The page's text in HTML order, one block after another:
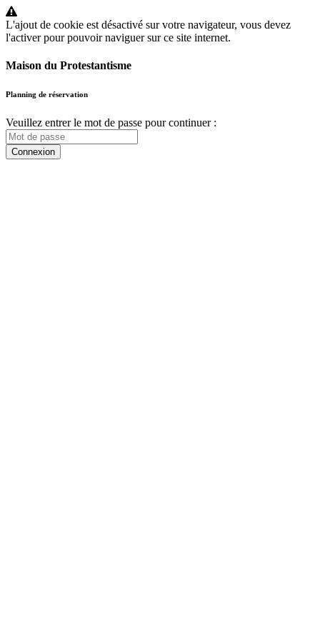
L'ajout de cookie est désactivé sur votre navigateur, vous devez
l'activer pour pouvoir naviguer sur ce site internet.
Maison du Protestantisme
Planning de réservation
Veuillez entrer le mot de passe pour continuer :
Connexion